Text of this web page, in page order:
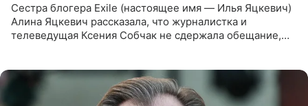
Сестра блогера Exile (настоящее имя — Илья Яцкевич)
Алина Яцкевич рассказала, что журналистка и
телеведущая Ксения Собчак не сдержала обещание,